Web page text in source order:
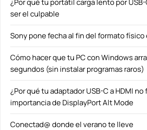
¿Por qué tu portátil carga lento por
ser el culpable
Sony pone fecha al fin del formato
Cómo hacer que tu PC con Windows
segundos (sin instalar programas raros)
¿Por qué tu adaptador USB-C a HDMI no
importancia de DisplayPort Alt Mode
Conectad@ donde el verano te lleve